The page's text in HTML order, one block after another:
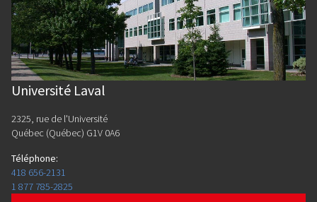
Université Laval
2325, rue de l'Université
Québec (Québec) G1V 0A6
Téléphone:
418 656-2131
1 877 785-2825